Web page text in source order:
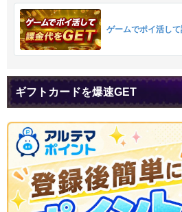
ゲームでポイ活して
ギフトカードを爆速GET